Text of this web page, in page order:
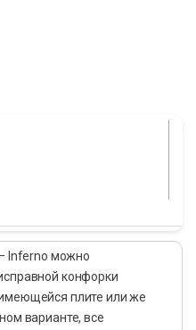
Inferno можно
конфорки
плите или же
варианте, все